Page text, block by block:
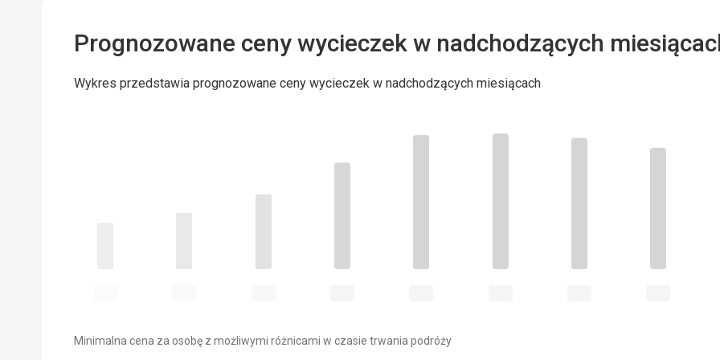
Prognozowane ceny wycieczek w nadchodzących
Wykres przedstawia prognozowane ceny wycieczek w nadchodzących miesiącach
Minimalna cena za osobę z możliwymi różnicami w czasie trwania podróży